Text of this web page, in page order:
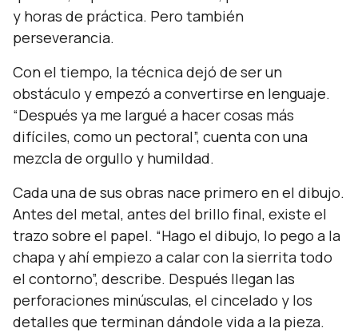
y horas de práctica. Pero también
perseverancia.
Con el tiempo, la técnica dejó de ser un
obstáculo y empezó a convertirse en lenguaje.
“Después ya me largué a hacer cosas más
difíciles, como un pectoral”, cuenta con una
mezcla de orgullo y humildad.
Cada una de sus obras nace primero en el dibujo.
Antes del metal, antes del brillo final, existe el
trazo sobre el papel. “Hago el dibujo, lo pego a la
chapa y ahí empiezo a calar con la sierrita todo
el contorno”, describe. Después llegan las
perforaciones minúsculas, el cincelado y los
detalles que terminan dándole vida a la pieza.